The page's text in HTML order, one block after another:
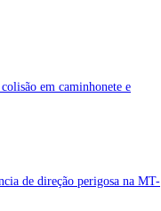
em caminhonete e
de direção perigosa na MT-